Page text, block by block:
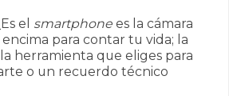
el smartphone es la cámara
para contar tu vida; la
herramienta que eliges para
o un recuerdo técnico